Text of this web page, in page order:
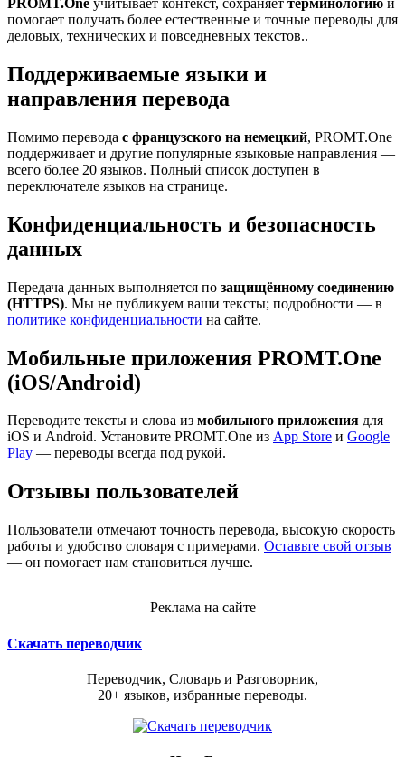
PROMT.One учитывает контекст, сохраняет терминологию и
помогает получать более естественные и точные переводы для
деловых, технических и повседневных текстов..
Поддерживаемые языки и
направления перевода
Помимо перевода с французского на немецкий, PROMT.One
поддерживает и другие популярные языковые направления —
всего более 20 языков. Полный список доступен в
переключателе языков на странице.
Конфиденциальность и безопасность
данных
Передача данных выполняется по защищённому соединению
(HTTPS). Мы не публикуем ваши тексты; подробности — в
политике конфиденциальности на сайте.
Мобильные приложения PROMT.One
(iOS/Android)
Переводите тексты и слова из мобильного приложения для
iOS и Android. Установите PROMT.One из App Store и Google
Play — переводы всегда под рукой.
Отзывы пользователей
Пользователи отмечают точность перевода, высокую скорость
работы и удобство словаря с примерами. Оставьте свой отзыв
— он помогает нам становиться лучше.
Реклама на сайте
Скачать переводчик
Переводчик, Словарь и Разговорник,
20+ языков, избранные переводы.